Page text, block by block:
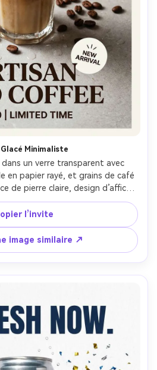
Minimaliste
un verre transparent avec
en papier rayé, et grains de café
de pierre claire, design d’affiche
de typographie sérif
prix, badge d’accroche), marges
éclairage de studio doux
objectif 50mm, angle de dessus-
et atmosphérique, reflets
condensation ultra-
mise au point nette --ar 4:5
l’invite
image similaire ↗